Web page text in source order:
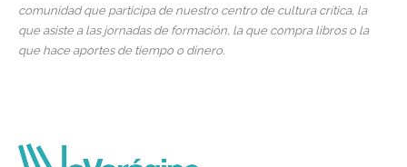
comunidad que participa de nuestro centro de cultura crítica, la
que asiste a las jornadas de formación, la que compra libros o la
que hace aportes de tiempo o dinero.